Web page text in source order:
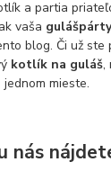
a partia
vaša gulášpárty
blog. Či už ste
kotlík na guláš,
jednom mieste.
nás